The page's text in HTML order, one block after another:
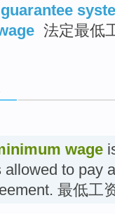
法定最低
wage
allowed to pay
最低工